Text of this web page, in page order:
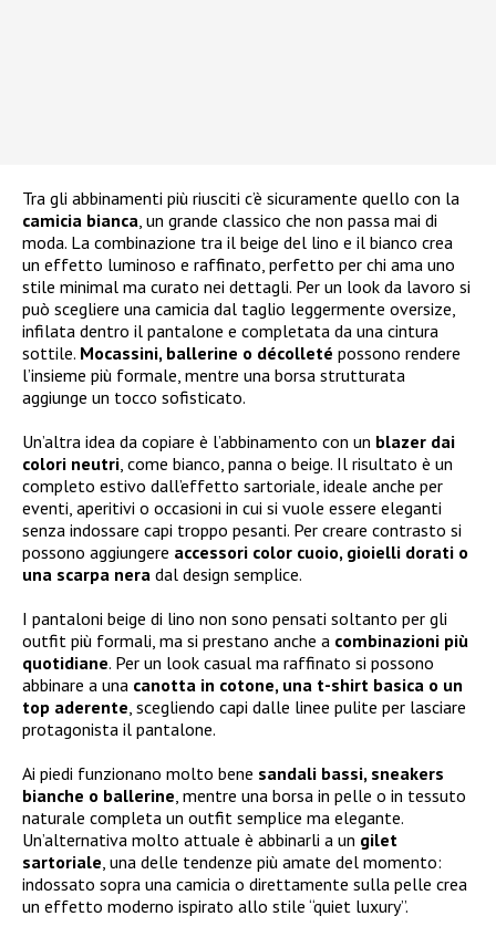
Tra gli abbinamenti più riusciti c’è sicuramente quello con la
camicia bianca , un grande classico che non passa mai di
moda. La combinazione tra il beige del lino e il bianco crea
un effetto luminoso e raffinato, perfetto per chi ama uno
stile minimal ma curato nei dettagli. Per un look da lavoro si
può scegliere una camicia dal taglio leggermente oversize,
infilata dentro il pantalone e completata da una cintura
sottile. Mocassini, ballerine o décolleté possono rendere
l’insieme più formale, mentre una borsa strutturata
aggiunge un tocco sofisticato.
Un’altra idea da copiare è l’abbinamento con un blazer dai
colori neutri , come bianco, panna o beige. Il risultato è un
completo estivo dall’effetto sartoriale, ideale anche per
eventi, aperitivi o occasioni in cui si vuole essere eleganti
senza indossare capi troppo pesanti. Per creare contrasto si
possono aggiungere accessori color cuoio, gioielli dorati o
una scarpa nera dal design semplice.
I pantaloni beige di lino non sono pensati soltanto per gli
outfit più formali, ma si prestano anche a combinazioni più
quotidiane. Per un look casual ma raffinato si possono
abbinare a una canotta in cotone, una t-shirt basica o un
top aderente , scegliendo capi dalle linee pulite per lasciare
protagonista il pantalone.
Ai piedi funzionano molto bene sandali bassi, sneakers
bianche o ballerine , mentre una borsa in pelle o in tessuto
naturale completa un outfit semplice ma elegante.
Un’alternativa molto attuale è abbinarli a un gilet
sartoriale , una delle tendenze più amate del momento:
indossato sopra una camicia o direttamente sulla pelle crea
un effetto moderno ispirato allo stile “quiet luxury”.